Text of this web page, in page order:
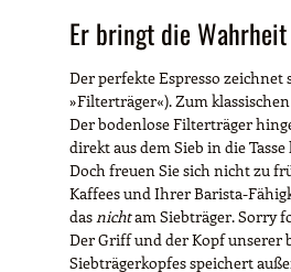
Er bringt die
Der perfekte Espresso
»Filterträger«). Zum
Der bodenlose Filterträger
direkt aus dem Sieb in die
Doch freuen Sie sich nicht zu
Kaffees und Ihrer Barista-
dasnichtam Siebträger. Sorry
Der Griff und der Kopf unserer
Siebträgerkopfes speichert